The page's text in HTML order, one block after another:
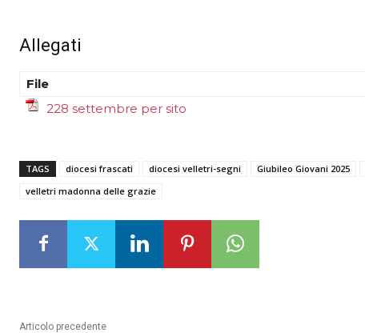
Allegati
File
228 settembre per sito
TAGS diocesi frascati diocesi velletri-segni Giubileo Giovani 2025
velletri madonna delle grazie
Articolo precedente